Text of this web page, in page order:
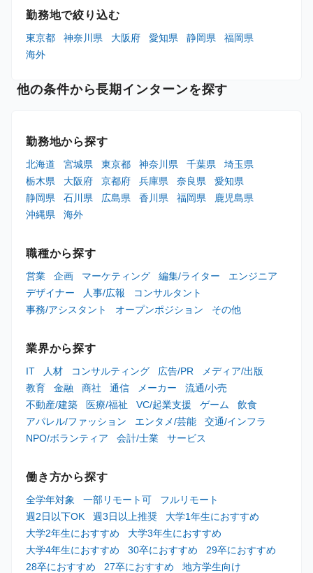
勤務地で絞り込む
東京都 神奈川県 大阪府 愛知県 静岡県
福岡県
海外
他の条件から長期インターンを探す
勤務地から探す
北海道 宮城県 東京都 神奈川県 千葉県
埼玉県
栃木県
大阪府 京都府 兵庫県 奈良県
愛知県
静岡県
石川県 広島県 香川県 福岡県
鹿児島県
沖縄県
海外
職種から探す
営業 企画 マーケティング 編集/ライター
エンジニア
デザイナー
人事/広報
コンサルタント
事務/アシスタント
オープンポジション その他
業界から探す
IT 人材 コンサルティング 広告/PR
メディア/出版
教育
金融 商社 通信 メーカー
流通/小売
不動産/建築
医療/福祉 VC/起業支援 ゲーム
飲食
アパレル/ファッション
エンタメ/芸能
交通/インフラ
NPO/ボランティア
会計/士業 サービス
働き方から探す
全学年対象 一部リモート可
フルリモート
週2日以下OK
週3日以上推奨
大学1年生におすすめ
大学2年生におすすめ
大学3年生におすすめ
大学4年生におすすめ
30卒におすすめ
29卒におすすめ
28卒におすすめ
27卒におすすめ
地方学生向け